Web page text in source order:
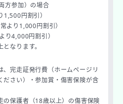
方参加）の場合
円割引）
より1,000円割引）
り4,000円割引）
なります。
、完走証発行費（ホームページリ
ださい）・参加賞・傷害保険が含
の保護者（18歳以上）の傷害保険